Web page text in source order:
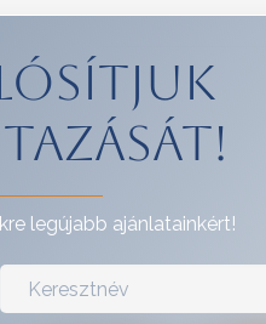
legújabb ajánlatainkért!